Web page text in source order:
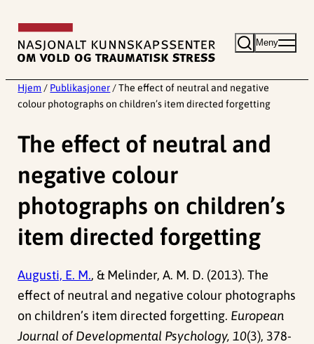
innhold
Meny
Hjem / Publikasjoner / The effect of neutral and negative
colour photographs on children’s item directed forgetting
The effect of neutral and
negative colour
photographs on children’s
item directed forgetting
Augusti, E. M., & Melinder, A. M. D. (2013). The
effect of neutral and negative colour photographs
on children’s item directed forgetting. European
Journal of Developmental Psychology, 10(3), 378-